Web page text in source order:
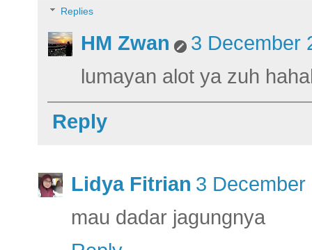
Replies
HM Zwan
3 December
lumayan alot ya zuh
Reply
Lidya Fitrian 3
mau dadar jagungnya